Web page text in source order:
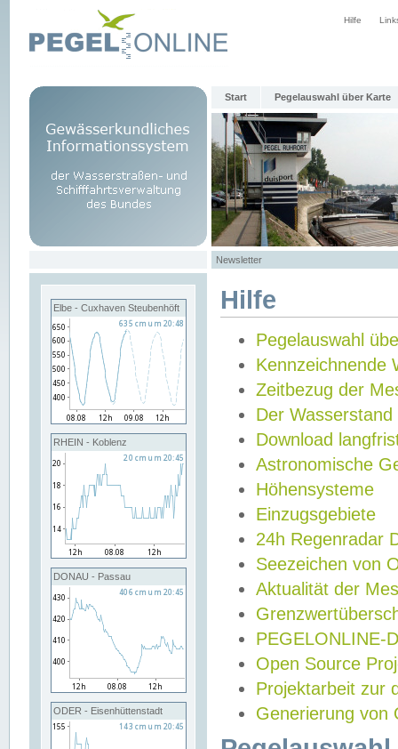
Hilfe
Start Pegelauswahl über Karte
Newsletter
Elbe - Cuxhaven Steubenhöft
RHEIN - Koblenz
DONAU - Passau
ODER - Eisenhüttenstadt
Hilfe
Pegelauswahl
Kennzeichnende
Zeitbezug der
Der Wasserstand
Download
Astronomische
Höhensysteme
Einzugsgebiete
24h Regenradar
Seezeichen von
Aktualität der
PEGELONLINE-
Open Source
Projektarbeit zur
Generierung von